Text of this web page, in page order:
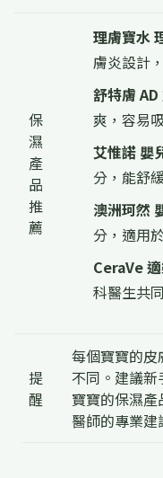
保
濕
產
品
推
薦
理膚寶水
膚炎設計
舒特膚
爽，容易
艾惟諾 嬰
分，能舒
澳洲珂然
分，適用
CeraVe
科醫生共
提
醒
每個寶寶的皮
不同。建議
寶寶的保濕
醫師的專業建